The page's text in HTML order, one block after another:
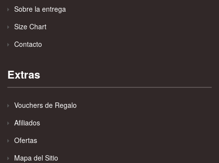
Sobre la entrega
Size Chart
Contacto
Extras
Vouchers de Regalo
Afiliados
Ofertas
Mapa del Sitio